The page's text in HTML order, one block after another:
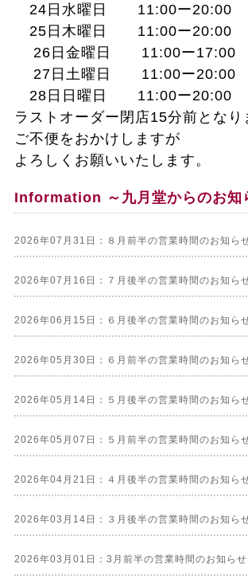
24日水曜日 11:00ー20:00
25日木曜日 11:00ー20:00
26日金曜日 11:00ー17:00
27日土曜日 11:00ー20:00
28日日曜日 11:00ー20:00
ラストオーダー閉店15分前となり
ご不便をおかけしますが
よろしくお願いいたします。
Information ～九月堂からのお知
2026年07月31日：８月前半の営業時間のお知ら
2026年07月16日：７月後半の営業時間のお知ら
2026年06月15日：６月後半の営業時間のお知ら
2026年05月30日：６月前半の営業時間のお知ら
2026年05月14日：５月後半の営業時間のお知ら
2026年05月07日：５月前半の営業時間のお知ら
2026年04月21日：４月後半の営業時間のお知ら
2026年03月14日：３月後半の営業時間のお知ら
2026年03月01日：3月前半の営業時間のお知らせ